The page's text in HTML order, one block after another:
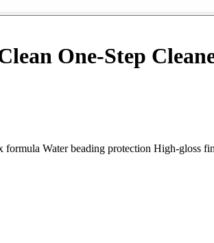
One-Step
Water beading protection High-gloss